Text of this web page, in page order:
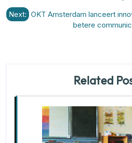
Next: OKT Amsterdam lanceert
betere
Related